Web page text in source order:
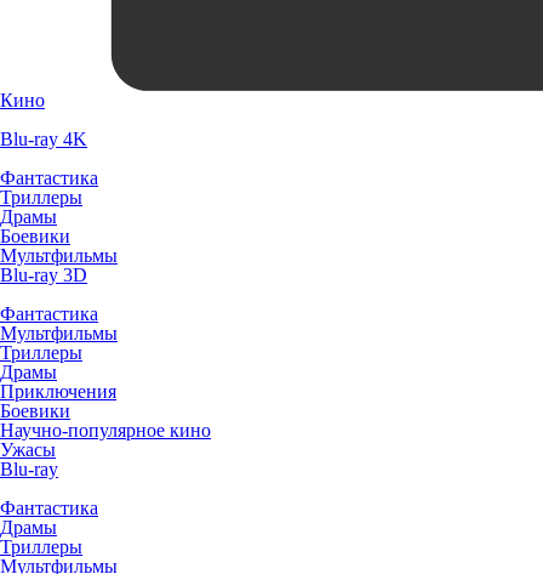
Кино
Blu-ray 4K
Фантастика
Триллеры
Драмы
Боевики
Мультфильмы
Blu-ray 3D
Фантастика
Мультфильмы
Триллеры
Драмы
Приключения
Боевики
Научно-популярное кино
Ужасы
Blu-ray
Фантастика
Драмы
Триллеры
Мультфильмы